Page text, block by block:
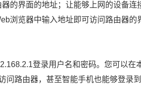
的界面的地址；让能够上网的设备连
浏览器中输入地址即可访问路由器的
登录用户名和密码。您可以在
问路由器，甚至智能手机也能够登录